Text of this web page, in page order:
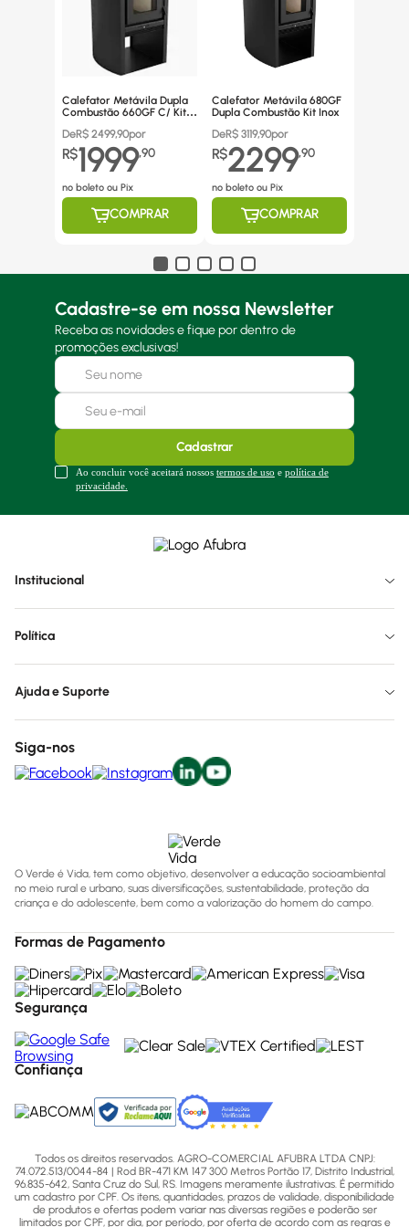
Calefator Metávila Dupla
Combustão 660GF C/ Kit
DeR$ 2499,90por
R$1999,90
no boleto ou Pix
COMPRAR
Calefator Metávila 680GF
Dupla Combustão Kit Inox
DeR$ 3119,90por
R$2299,90
no boleto ou Pix
COMPRAR
Cadastre-se em nossa Newsletter
Receba as novidades e fique por dentro de
promoções exclusivas!
Cadastrar
Ao concluir você aceitará nossos termos de uso e política de
privacidade.
Institucional
Política
Ajuda e Suporte
Siga-nos
O Verde é Vida, tem como objetivo, desenvolver a educação socioambiental
no meio rural e urbano, suas diversificações, sustentabilidade, proteção da
criança e do adolescente, bem como a valorização do homem do campo.
Formas de Pagamento
Segurança
Confiança
Todos os direitos reservados. AGRO-COMERCIAL AFUBRA LTDA CNPJ:
74.072.513/0044-84 | Rod BR-471 KM 147 300 Metros Portão 17, Distrito Industrial,
96.835-642, Santa Cruz do Sul, RS. Imagens meramente ilustrativas. É permitido
um cadastro por CPF. Os itens, quantidades, prazos de validade, disponibilidade
de produtos e ofertas podem variar nas diversas regiões e poderão ser
limitados por CPF, por dia, por período, por oferta de acordo com as regras e